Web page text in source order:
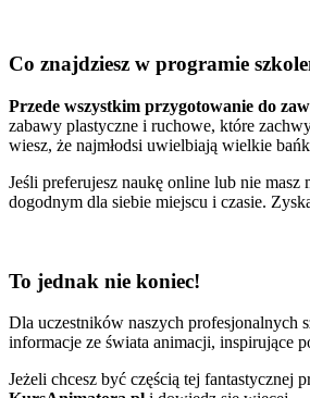
Co znajdziesz w programie
Przede wszystkim przygotowanie do
zabawy plastyczne i ruchowe, które
wiesz, że najmłodsi uwielbiają wielkie
Jeśli preferujesz naukę online lub nie
dogodnym dla siebie miejscu i czasie.
To jednak nie koniec!
Dla uczestników naszych profesjonalnych
informacje ze świata animacji, inspirujące
Jeżeli chcesz być częścią tej fantastycznej